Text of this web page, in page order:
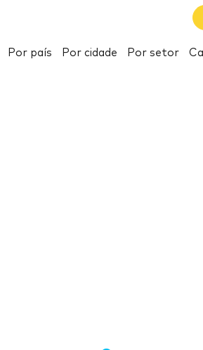
Buscar
Por país Por cidade Por setor